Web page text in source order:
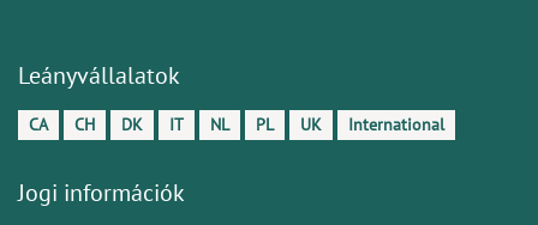
Leányvállalatok
CA CH DK IT NL PL UK International
Jogi információk